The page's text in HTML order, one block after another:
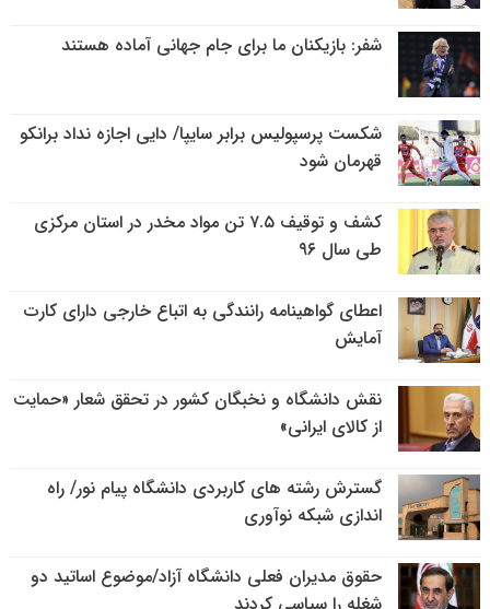
شفر: بازیکنان ما برای جام جهانی آماده هستند
شکست پرسپولیس برابر سایپا/ دایی اجازه نداد برانکو
قهرمان شود
کشف و توقیف ۷.۵ تن مواد مخدر در استان مرکزی
طی سال ۹۶
اعطای گواهینامه رانندگی به اتباع خارجی دارای کارت
آمایش
نقش دانشگاه و نخبگان کشور در تحقق شعار «حمایت
از کالای ایرانی»
گسترش رشته های کاربردی دانشگاه پیام نور/ راه
اندازی شبکه نوآوری
حقوق مدیران فعلی دانشگاه آزاد/موضوع اساتید دو